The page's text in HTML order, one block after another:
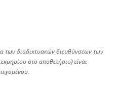
των διαδικτυακών διευθύνσεων των
στο αποθετήριο) είναι